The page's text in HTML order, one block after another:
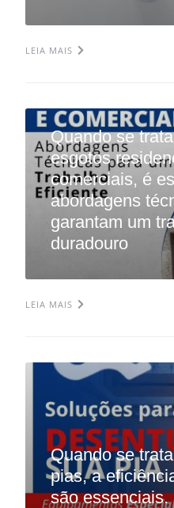
LEIA MAIS
Quando se
esgotos
comerciais, é
abordagens
garantam um
duradouro
LEIA MAIS
Quando se
pias, a
são essenciais.